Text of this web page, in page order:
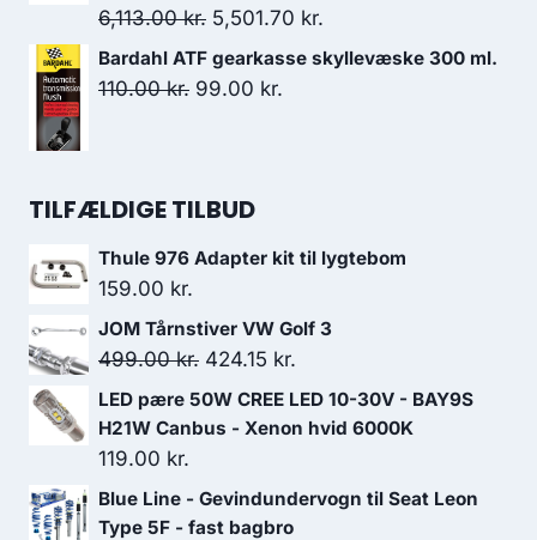
var:
699.00 kr..
er:
629.10 kr..
6,113.00kr. Den
oprindelige
pris
5,501.70 kr.
aktuelle
Bardahl ATF gearkasse skyllevæske 300 ml.
110.00kr. Den
110.00 kr..
99.00 kr.
TILFÆLDIGE TILBUD
Thule 976 Adapter kit til lygtebom
159.00 kr.
JOM Tårnstiver VW Golf 3
499.00kr. Den
oprindelige
pris
499.00 kr..
424.15 kr.
aktuelle
pris
424.15 kr..
LED pære 50W CREE LED 10-30V - BAY9S
H21W Canbus - Xenon hvid 6000K
119.00 kr.
Blue Line - Gevindundervogn til Seat Leon
Type 5F - fast bagbro